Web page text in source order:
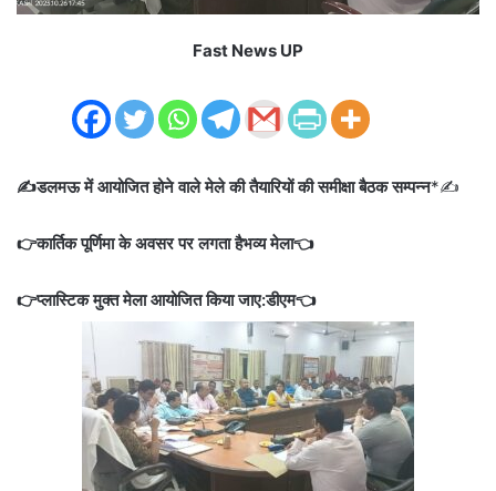
Fast News UP
✍️डलमऊ में आयोजित होने वाले मेले की तैयारियों की समीक्षा बैठक सम्पन्न*✍️
👉कार्तिक पूर्णिमा के अवसर पर लगता हैभव्य मेला👈
👉प्लास्टिक मुक्त मेला आयोजित किया जाए:डीएम👈